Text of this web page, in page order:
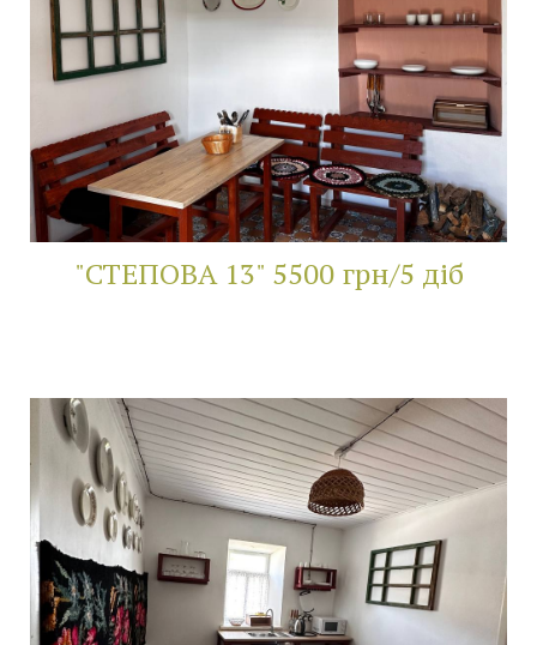
"СТЕПОВА 13" 5500 грн/5 діб